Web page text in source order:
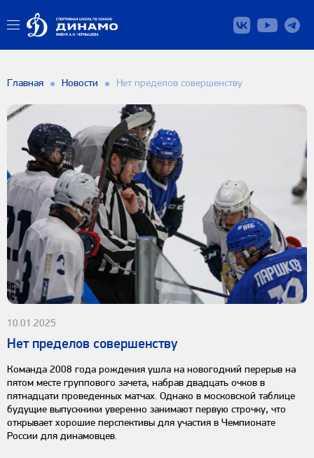
Главная Новости Нет пределов совершенству
10.01.2025
Нет пределов совершенству
Команда 2008 года рождения ушла на новогодний перерыв на
пятом месте группового зачета, набрав двадцать очков в
пятнадцати проведенных матчах. Однако в московской таблице
будущие выпускники уверенно занимают первую строчку, что
открывает хорошие перспективы для участия в Чемпионате
России для динамовцев.